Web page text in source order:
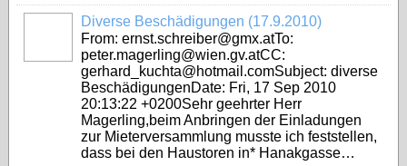
Diverse Beschädigungen (17.9.2010)
From: ernst.schreiber@gmx.atTo:
peter.magerling@wien.gv.atCC:
gerhard_kuchta@hotmail.comSubject: diverse
BeschädigungenDate: Fri, 17 Sep 2010
20:13:22 +0200Sehr geehrter Herr
Magerling,beim Anbringen der Einladungen
zur Mieterversammlung musste ich feststellen,
dass bei den Haustoren in* Hanakgasse…